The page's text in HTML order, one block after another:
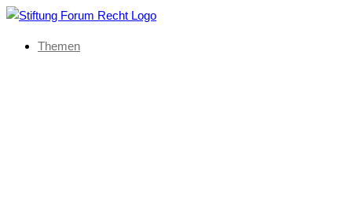
Themen